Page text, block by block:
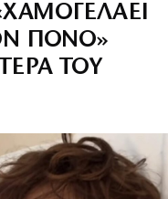
ΠΟΝΟ»
ΤΟΥ